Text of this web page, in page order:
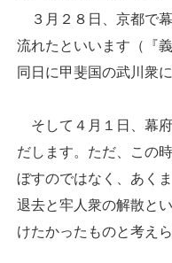
３月２８日、京都で
流れたといいます（『
同日に甲斐国の武川衆
そして４月１日、幕
だします。ただ、この
ぼすのではなく、あく
退去と牢人衆の解散と
けたかったものと考え